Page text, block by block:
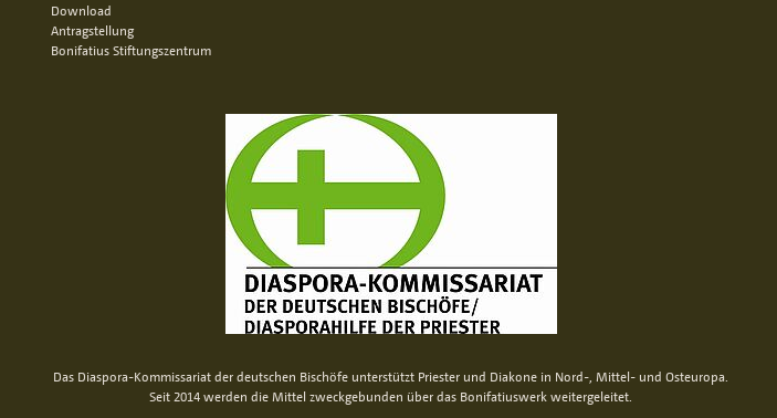
Download
Antragstellung
Bonifatius Stiftungszentrum
Das Diaspora-Kommissariat der deutschen Bischöfe unterstützt Priester und Diakone in Nord-, Mittel- und Osteuropa.
Seit 2014 werden die Mittel zweckgebunden über das Bonifatiuswerk weitergeleitet.